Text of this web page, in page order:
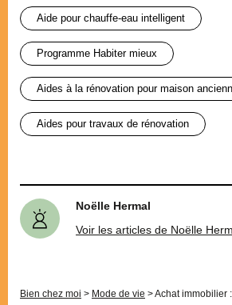
aide pour chauffe-eau intelligent
programme Habiter mieux
aides à la rénovation pour maison
aides pour travaux de rénovation
Noëlle Hermal
Voir les articles de Noëlle
Bien chez moi > Mode de vie >Achat immobilier